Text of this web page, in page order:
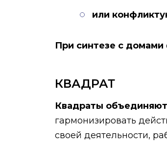
или
При синтезе с домами
КВАДРАТ
Квадраты
гармонизировать
своей деятельности,